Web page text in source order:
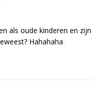
als oude kinderen en zijn
Hahahaha